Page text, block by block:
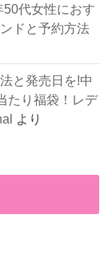
50代女性におす
ドと予約方法
と発売日を!中
たり福袋！レデ
より